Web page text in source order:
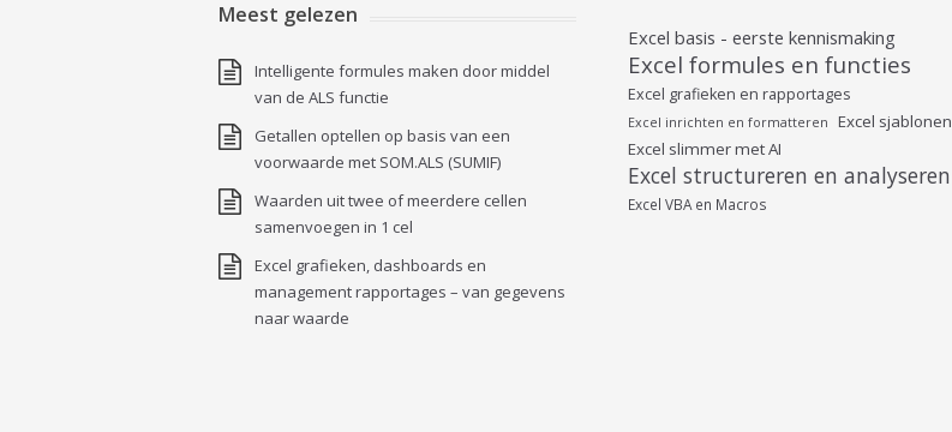
Meest gelezen
Intelligente formules maken door middel
van de ALS functie
Getallen optellen op basis van een
voorwaarde met SOM.ALS (SUMIF)
Waarden uit twee of meerdere cellen
samenvoegen in 1 cel
Excel grafieken, dashboards en
management rapportages – van gegevens
naar waarde
Excel basis - eerste kennismaking
Excel formules en functies
Excel grafieken en rapportages
Excel inrichten en formatteren
Excel sjablonen
Excel slimmer met AI
Excel structureren en analyseren
Excel VBA en Macros